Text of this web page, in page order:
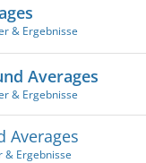
& Ergebnisse
Averages
& Ergebnisse
Averages
& Ergebnisse